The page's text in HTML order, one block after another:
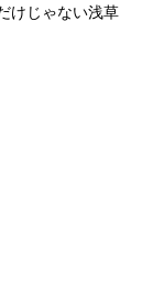
けじゃない浅草